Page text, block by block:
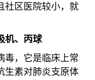
社区医院较小，就
机、丙球
毒，它是临床上常
生素对肺炎支原体